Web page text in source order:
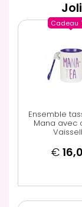
Cadeau
Ensemble
Mana avec
€